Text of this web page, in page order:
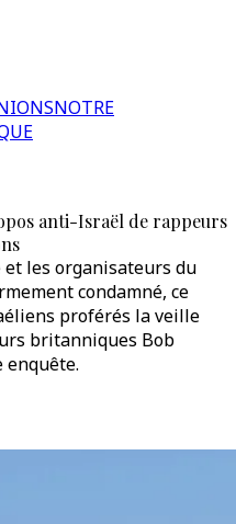
NOTRE
anti-Israël de rappeurs
les organisateurs du
condamné, ce
proférés la veille
britanniques Bob
enquête.